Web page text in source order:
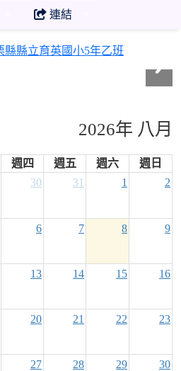
連結
2026年 八月
週四 週五 週六
週日
30 31 1 2
6 7 8 9
13 14 15 16
20 21 22 23
27 28 29 30